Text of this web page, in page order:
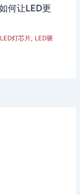
何让LED更
LED灯芯片, LED驱